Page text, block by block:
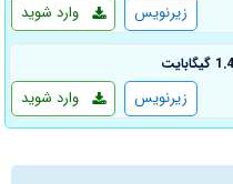
وارد شوید زیرنویس
1.4 گیگابایت
وارد شوید زیرنویس